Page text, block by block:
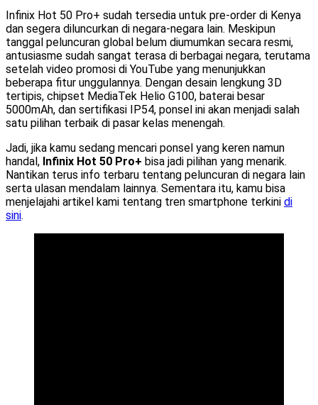
Infinix Hot 50 Pro+ sudah tersedia untuk pre-order di Kenya
dan segera diluncurkan di negara-negara lain. Meskipun
tanggal peluncuran global belum diumumkan secara resmi,
antusiasme sudah sangat terasa di berbagai negara, terutama
setelah video promosi di YouTube yang menunjukkan
beberapa fitur unggulannya. Dengan desain lengkung 3D
tertipis, chipset MediaTek Helio G100, baterai besar
5000mAh, dan sertifikasi IP54, ponsel ini akan menjadi salah
satu pilihan terbaik di pasar kelas menengah.
Jadi, jika kamu sedang mencari ponsel yang keren namun
handal, Infinix Hot 50 Pro+ bisa jadi pilihan yang menarik.
Nantikan terus info terbaru tentang peluncuran di negara lain
serta ulasan mendalam lainnya. Sementara itu, kamu bisa
menjelajahi artikel kami tentang tren smartphone terkini di
sini.